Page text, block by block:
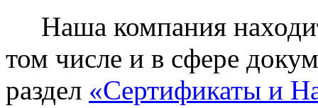
Наша компания
том числе и в сфере
раздел «Сертификаты и